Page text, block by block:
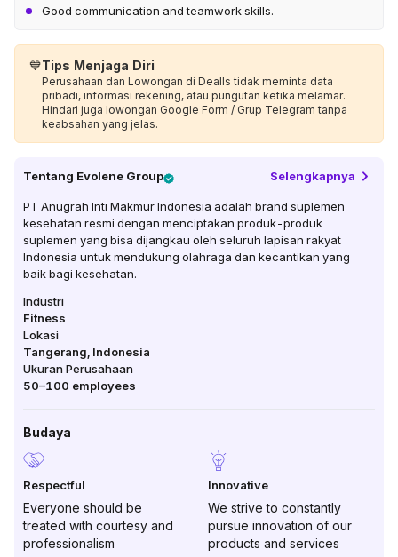
Good communication and teamwork skills.
💙Tips Menjaga Diri
Perusahaan dan Lowongan di Dealls tidak meminta data
pribadi, informasi rekening, atau pungutan ketika melamar.
Hindari juga lowongan Google Form / Grup Telegram tanpa
keabsahan yang jelas.
Tentang Evolene Group Selengkapnya
PT Anugrah Inti Makmur Indonesia adalah brand suplemen
kesehatan resmi dengan menciptakan produk-produk
suplemen yang bisa dijangkau oleh seluruh lapisan rakyat
Indonesia untuk mendukung olahraga dan kecantikan yang
baik bagi kesehatan.
Industri
Fitness
Lokasi
Tangerang Indonesia
Ukuran Perusahaan
50–100 employees
Budaya
Respectful
Everyone should be
treated with courtesy and
professionalism
Innovative
We strive to constantly
pursue innovation of our
products and services